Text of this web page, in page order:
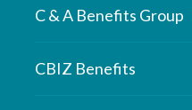
C & A Benefits Group
CBIZ Benefits